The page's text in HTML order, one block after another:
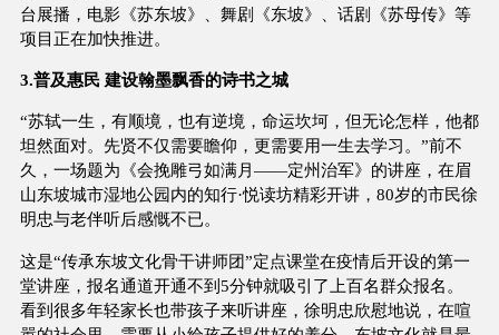
台展播，电影《苏东坡》、舞剧《东坡》、话剧《苏母传》等
项目正在加快推进。
3.普及惠民 建设翰墨飘香的诗书之城
“苏轼一生，有顺境，也有逆境，命运坎坷，但无论怎样，他都
坦然面对。先贤不仅需要瞻仰，更需要用一生去学习。”前不
久，一场题为《会挽雕弓如满月——定州治军》的讲座，在眉
山东坡城市湿地公园内的知行·悦读坊精彩开讲，80岁的市民徐
明忠与老伴听后感慨不已。
这是“传承东坡文化骨干讲师团”定点课堂在疫情后开设的第一
堂讲座，报名通道开通不到5分钟就吸引了上百名群众报名。
看到很多年轻家长也带孩子来听讲座，徐明忠欣慰地说，在喧